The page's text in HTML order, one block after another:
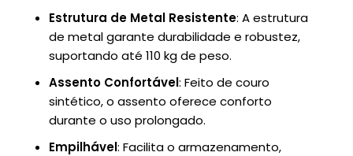
Estrutura de Metal Resistente: A estrutura
de metal garante durabilidade e robustez,
suportando até 110 kg de peso.
Assento Confortável: Feito de couro
sintético, o assento oferece conforto
durante o uso prolongado.
Empilhável: Facilita o armazenamento,